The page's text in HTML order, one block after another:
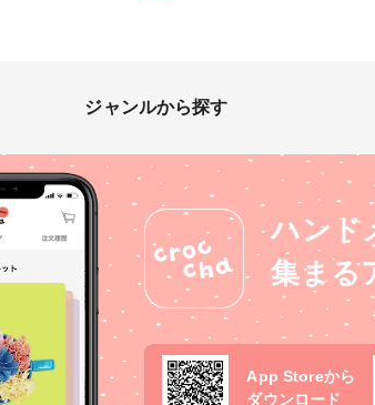
ジャンルから探す
ハンド
集まる
App Storeから
ダウンロード